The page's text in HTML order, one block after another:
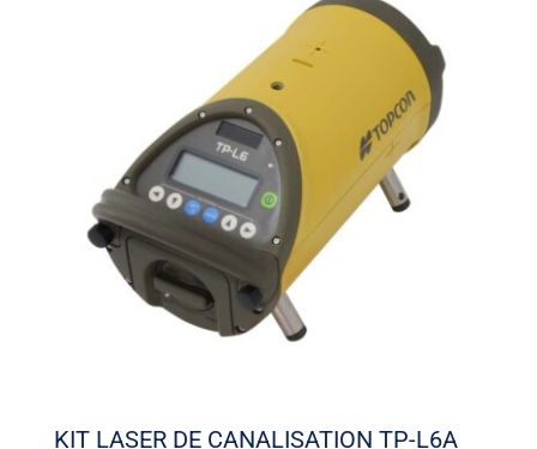
KIT LASER DE CANALISATION TP-L6A